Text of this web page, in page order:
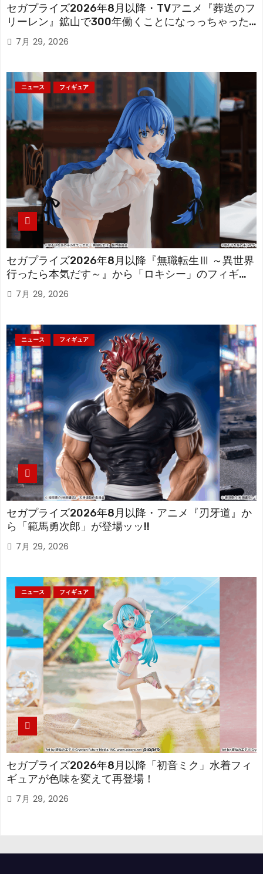
セガプライズ2026年8月以降・TVアニメ『葬送のフ
リーレン』鉱山で300年働くことになっっちゃった
「フリーレン」を立体化！
7月 29, 2026
ニュース フィギュア
セガプライズ2026年8月以降『無職転生Ⅲ ～異世界
行ったら本気だす～』から「ロキシー」のフィギュ
アが登場！
7月 29, 2026
ニュース フィギュア
セガプライズ2026年8月以降・アニメ『刃牙道』か
ら「範馬勇次郎」が登場ッッ!!
7月 29, 2026
ニュース フィギュア
セガプライズ2026年8月以降「初音ミク」水着フィ
ギュアが色味を変えて再登場！
7月 29, 2026